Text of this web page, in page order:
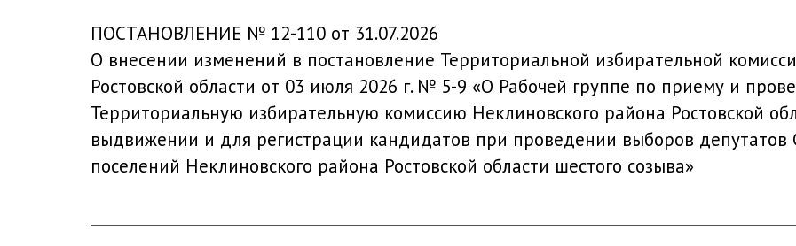
ПОСТАНОВЛЕНИЕ № 12-110 от 31.07.2026
О внесении изменений в постановление Территориальной избирательной
Ростовской области от 03 июля 2026 г. № 5-9 «О Рабочей группе по приему и
Территориальную избирательную комиссию Неклиновского района Ростовской
выдвижении и для регистрации кандидатов при проведении выборов депутатов
поселений Неклиновского района Ростовской области шестого созыва»